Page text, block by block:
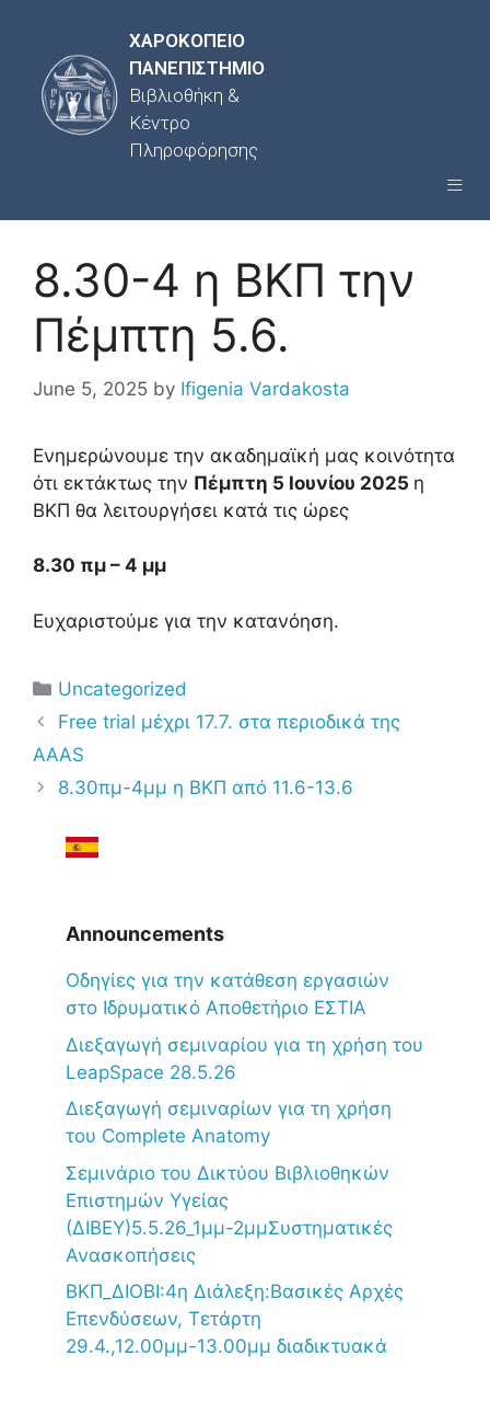
ΧΑΡΟΚΟΠΕΙΟ
ΠΑΝΕΠΙΣΤΗΜΙΟ
Βιβλιοθήκη &
Κέντρο
Πληροφόρησης
8.30-4 η ΒΚΠ την
Πέμπτη 5.6.
June 5, 2025 by Ifigenia Vardakosta
Ενημερώνουμε την ακαδημαϊκή μας κοινότητα
ότι εκτάκτως την Πέμπτη 5 Ιουνίου 2025 η
ΒΚΠ θα λειτουργήσει κατά τις ώρες
8.30 πμ – 4 μμ
Ευχαριστούμε για την κατανόηση.
Uncategorized
Free trial μέχρι 17.7. στα περιοδικά της
AAAS
8.30πμ-4μμ η ΒΚΠ από 11.6-13.6
Announcements
Oδηγίες για την κατάθεση εργασιών
στο Ιδρυματικό Αποθετήριο ΕΣΤΙΑ
Διεξαγωγή σεμιναρίου για τη χρήση του
LeapSpace 28.5.26
Διεξαγωγή σεμιναρίων για τη χρήση
του Complete Anatomy
Σεμινάριο του Δικτύου Βιβλιοθηκών
Επιστημών Υγείας
(ΔΙΒΕΥ)5.5.26_1μμ-2μμΣυστηματικές
Ανασκοπήσεις
ΒΚΠ_ΔΙΟΒΙ:4η Διάλεξη:Βασικές Αρχές
Επενδύσεων, Τετάρτη
29.4.,12.00μμ-13.00μμ διαδικτυακά